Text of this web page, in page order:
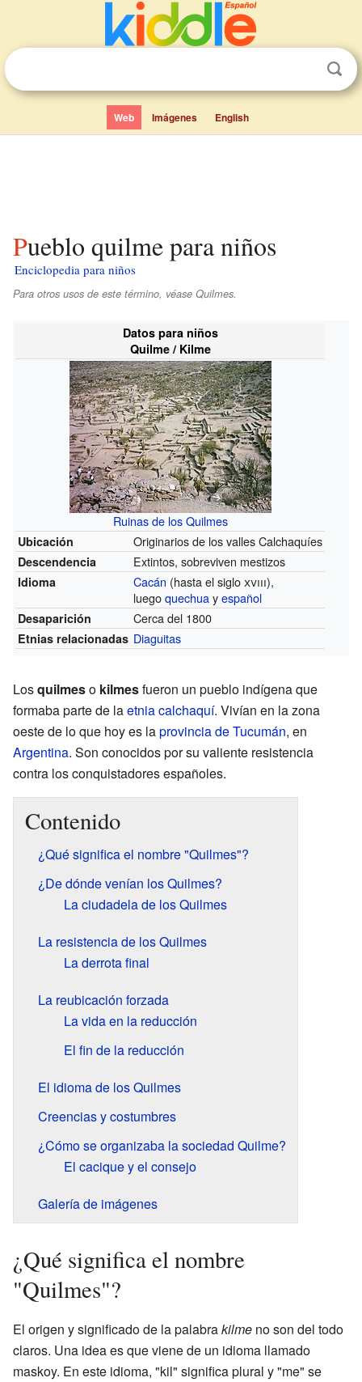
Web Imágenes English
Pueblo quilme para niños
Enciclopedia para niños
Para otros usos de este término, véase Quilmes.
Datos para niños
Quilme / Kilme
Ruinas de los Quilmes
Ubicación Originarios de los valles Calchaquíes
Descendencia Extintos, sobreviven mestizos
Idioma Cacán (hasta el sigloxviii),
luegoquechuayespañol
Desaparición Cerca del 1800
Etnias relacionadas Diaguitas
Losquilmeso kilmesfueron un pueblo indígena que
formaba parte de laetniacalchaquí. Vivían en la zona
oeste de lo que hoy es laprovincia de Tucumán, en
Argentina. Son conocidos por su valiente resistencia
contra los conquistadores españoles.
Contenido
¿Qué significa el nombre "Quilmes"?
¿De dónde venían los Quilmes?
La ciudadela de los Quilmes
La resistencia de los Quilmes
La derrota final
La reubicación forzada
La vida en la reducción
El fin de la reducción
El idioma de los Quilmes
Creencias y costumbres
¿Cómo se organizaba la sociedad Quilme?
El cacique y el consejo
Galería de imágenes
¿Qué significa el nombre
"Quilmes"?
El origen y significado de la palabrakilme no son del todo
claros. Una idea es que viene de un idioma llamado
maskoy. En este idioma, "kil" significa plural y "me" se